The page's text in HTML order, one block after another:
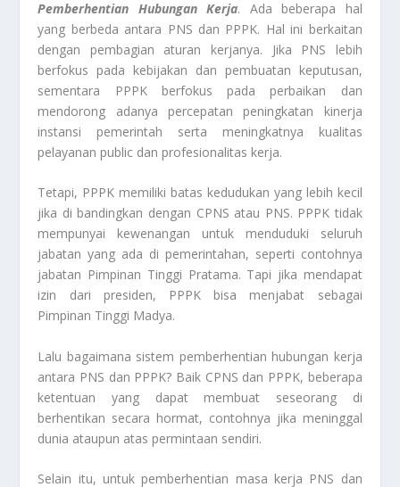
Pemberhentian Hubungan Kerja. Ada beberapa hal
yang berbeda antara PNS dan PPPK. Hal ini berkaitan
dengan pembagian aturan kerjanya. Jika PNS lebih
berfokus pada kebijakan dan pembuatan keputusan,
sementara PPPK berfokus pada perbaikan dan
mendorong adanya percepatan peningkatan kinerja
instansi pemerintah serta meningkatnya kualitas
pelayanan public dan profesionalitas kerja.
Tetapi, PPPK memiliki batas kedudukan yang lebih kecil
jika di bandingkan dengan CPNS atau PNS. PPPK tidak
mempunyai kewenangan untuk menduduki seluruh
jabatan yang ada di pemerintahan, seperti contohnya
jabatan Pimpinan Tinggi Pratama. Tapi jika mendapat
izin dari presiden, PPPK bisa menjabat sebagai
Pimpinan Tinggi Madya.
Lalu bagaimana sistem pemberhentian hubungan kerja
antara PNS dan PPPK? Baik CPNS dan PPPK, beberapa
ketentuan yang dapat membuat seseorang di
berhentikan secara hormat, contohnya jika meninggal
dunia ataupun atas permintaan sendiri.
Selain itu, untuk pemberhentian masa kerja PNS dan